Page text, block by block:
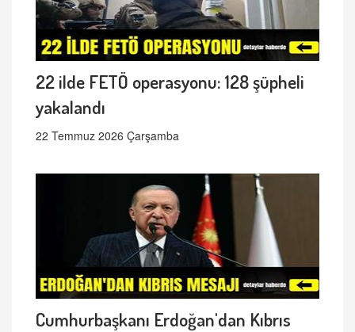
22 ilde FETÖ operasyonu: 128 şüpheli
yakalandı
22 Temmuz 2026 Çarşamba
Cumhurbaşkanı Erdoğan'dan Kıbrıs